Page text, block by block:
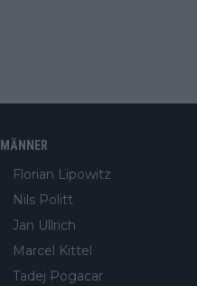
MÄNNER
Florian Lipowitz
Nils Politt
Jan Ullrich
Marcel Kittel
Tadej Pogacar